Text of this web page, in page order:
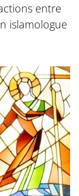
entre
islamologue